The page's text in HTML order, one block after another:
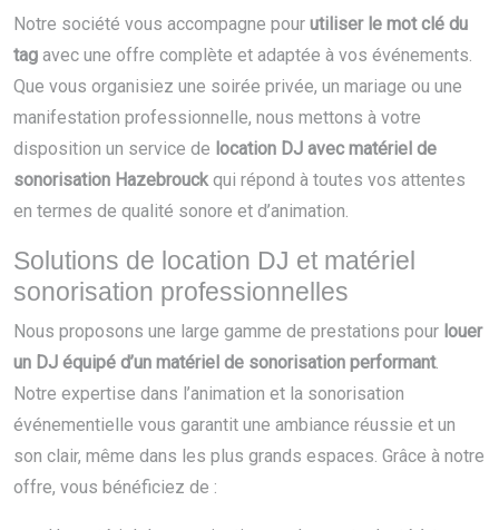
Notre société vous accompagne pour utiliser le mot clé du
tag avec une offre complète et adaptée à vos événements.
Que vous organisiez une soirée privée, un mariage ou une
manifestation professionnelle, nous mettons à votre
disposition un service de location DJ avec matériel de
sonorisation Hazebrouckqui répond à toutes vos attentes
en termes de qualité sonore et d’animation.
Solutions de location DJ et matériel
sonorisation professionnelles
Nous proposons une large gamme de prestations pour louer
un DJ équipé d’un matériel de sonorisation performant.
Notre expertise dans l’animation et la sonorisation
événementielle vous garantit une ambiance réussie et un
son clair, même dans les plus grands espaces. Grâce à notre
offre, vous bénéficiez de :